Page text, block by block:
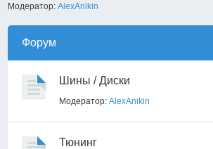
Модератор:AlexAnikin
Форум
Шины / Диски
Модератор: AlexAnikin
Тюнинг